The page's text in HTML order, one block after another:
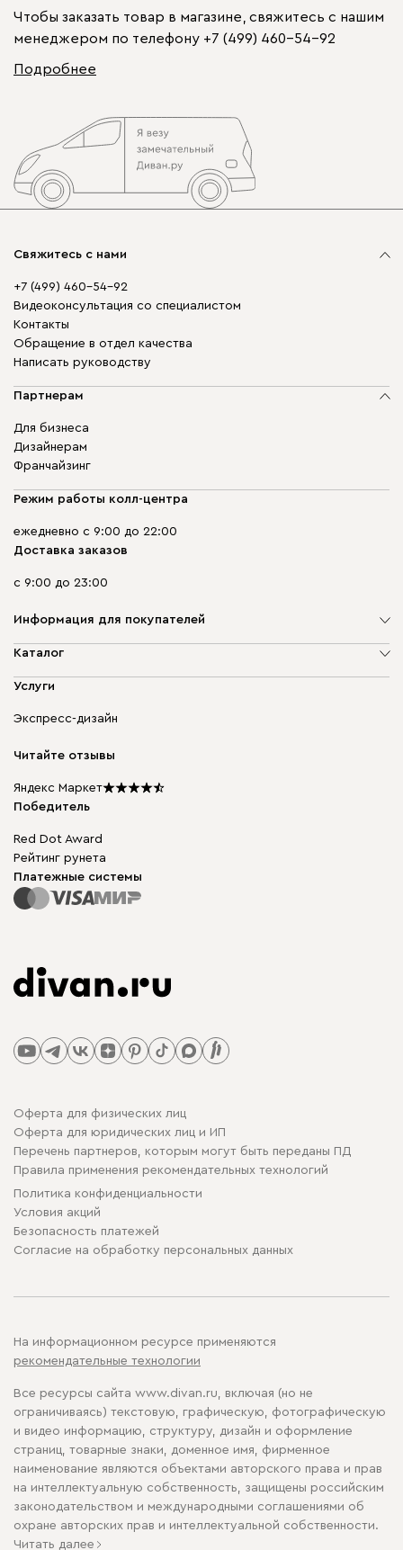
Чтобы заказать товар в магазине, свяжитесь с нашим
менеджером по телефону +7 (499) 460-54-92
Подробнее
Свяжитесь с нами
+7 (499) 460-54-92
Видеоконсультация со специалистом
Контакты
Обращение в отдел качества
Написать руководству
Партнерам
Для бизнеса
Дизайнерам
Франчайзинг
Режим работы колл-центра
ежедневно с 9:00 до 22:00
Доставка заказов
с 9:00 до 23:00
Информация для покупателей
О компании
Доставка и оплата
диван.клуб
Подарочные сертификаты
Мы в прессе
Каталог
Мягкая мебель
Бескаркасная мебель
Столы и стулья
Услуги
Экспресс-дизайн
Читайте отзывы
Яндекс Маркет
Победитель
Red Dot Award
Рейтинг рунета
Платежные системы
Оферта для физических лиц
Оферта для юридических лиц и ИП
Перечень партнеров, которым могут быть переданы ПД
Правила применения рекомендательных технологий
Политика конфиденциальности
Условия акций
Безопасность платежей
Cогласие на обработку персональных данных
На информационном ресурсе применяются
рекомендательные технологии
Все ресурсы сайта www.divan.ru, включая (но не
ограничиваясь) текстовую, графическую, фотографическую
и видео информацию, структуру, дизайн и оформление
страниц, товарные знаки, доменное имя, фирменное
наименование являются объектами авторского права и прав
на интеллектуальную собственность, защищены российским
законодательством и международными соглашениями об
охране авторских прав и интеллектуальной собственности.
Читать далее